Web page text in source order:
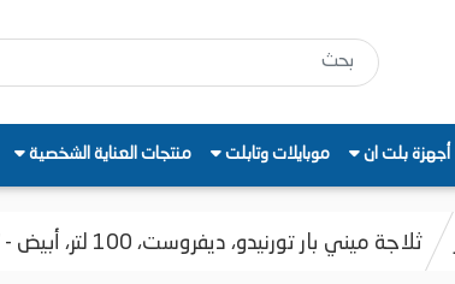
أجهزة بلت ان موبايلات وتابلت منتجات العناية الشخصية
ثلاجة ميني بار تورنيدو، ديفروست، 100 لتر، أبيض - MBR-AR100-W